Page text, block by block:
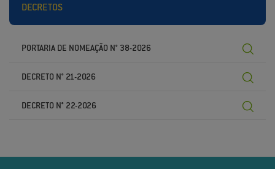
DECRETOS
PORTARIA DE NOMEAÇÃO N° 38-2026
DECRETO N° 21-2026
DECRETO N° 22-2026